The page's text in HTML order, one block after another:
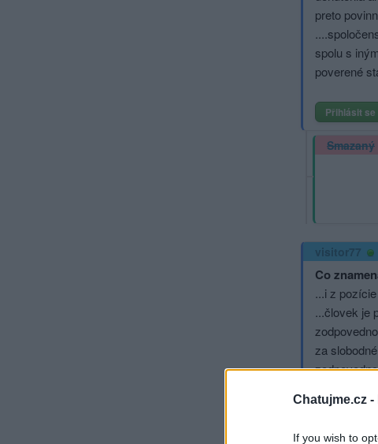
Chatujme.cz -
If you wish to
preto
spolu s
poverené
Přihlásit
Smazaný
visitor77
Co
...i z
...človek je
za
...ku